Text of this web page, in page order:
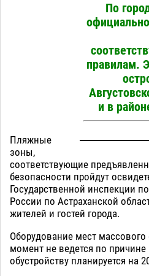
По
правилам.
и в
Пляжные
зоны,
соответствующие
безопасности пройдут
Государственной инспекции
России по Астраханской
жителей и гостей города.
Оборудование мест
момент не ведется по
обустройству планируется на